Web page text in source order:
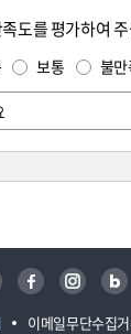
도를 평가하여
보통 불
이메일무단수집
페이스북 인스타그램 블로그